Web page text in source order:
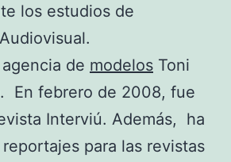
los estudios de
de modelos Toni
En febrero de 2008, fue
Interviú. Además, ha
para las revistas